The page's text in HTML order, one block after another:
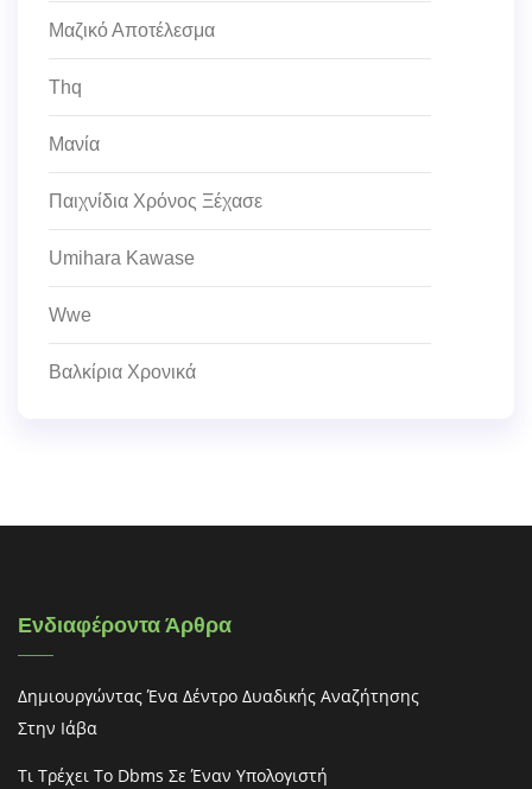
Μαζικό Αποτέλεσμα
Thq
Μανία
Παιχνίδια Χρόνος Ξέχασε
Umihara Kawase
Wwe
Βαλκίρια Χρονικά
Ενδιαφέροντα Άρθρα
Δημιουργώντας Ένα Δέντρο Δυαδικής Αναζήτησης
Στην Ιάβα
Τι Τρέχει Το Dbms Σε Έναν Υπολογιστή